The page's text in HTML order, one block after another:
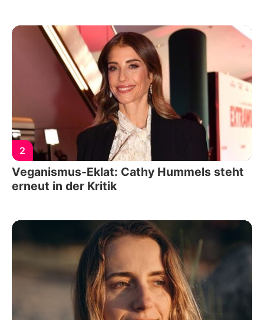
2
Veganismus-Eklat: Cathy Hummels steht
erneut in der Kritik